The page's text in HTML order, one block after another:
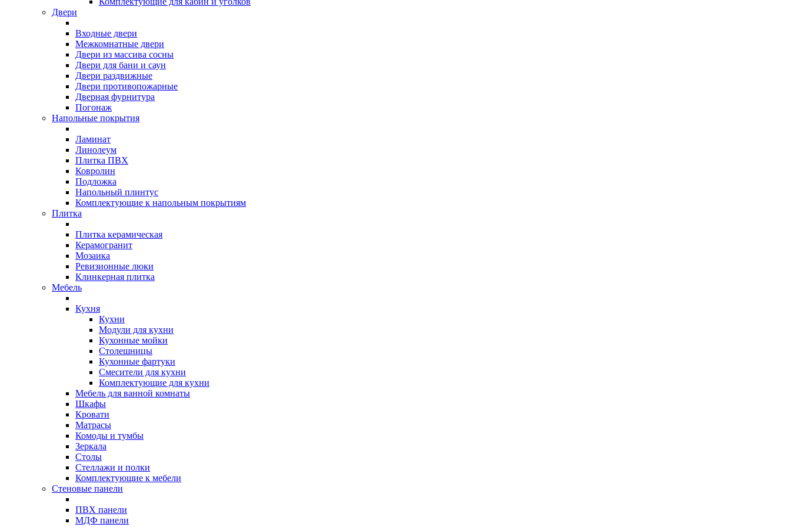
Двери
Входные двери
Межкомнатные двери
Двери из массива сосны
Двери для бани и саун
Двери раздвижные
Двери противопожарные
Дверная фурнитура
Погонаж
Напольные покрытия
Ламинат
Линолеум
Плитка ПВХ
Ковролин
Подложка
Напольный плинтус
Комплектующие к напольным покрытиям
Плитка
Плитка керамическая
Керамогранит
Мозаика
Ревизионные люки
Клинкерная плитка
Мебель
Кухня
Кухни
Модули для кухни
Кухонные мойки
Столешницы
Кухонные фартуки
Смесители для кухни
Комплектующие для кухни
Мебель для ванной комнаты
Шкафы
Кровати
Матрасы
Комоды и тумбы
Зеркала
Столы
Стеллажи и полки
Комплектующие к мебели
Стеновые панели
ПВХ панели
МДФ панели